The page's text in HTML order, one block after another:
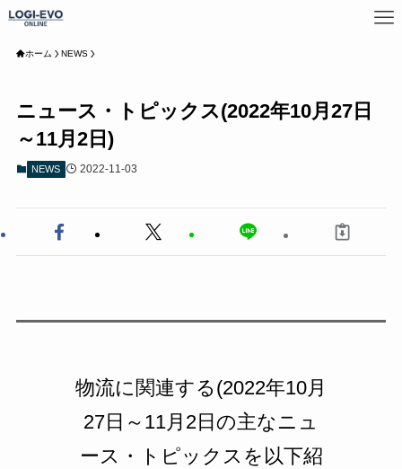
ホーム NEWS
ニュース・トピックス(2022年10月27日
～11月2日)
NEWS 2022-11-03
物流に関連する(2022年10月
27日～11月2日の主なニュ
ース・トピックスを以下紹